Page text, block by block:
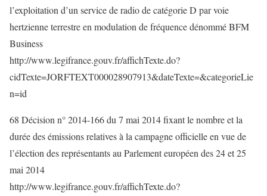
l’exploitation d’un service de radio de catégorie D par voie
hertzienne terrestre en modulation de fréquence dénommé BFM
Business
http://www.legifrance.gouv.fr/affichTexte.do?
cidTexte=JORFTEXT000028907913&dateTexte=&categorieLie
n=id
68 Décision n° 2014-166 du 7 mai 2014 fixant le nombre et la
durée des émissions relatives à la campagne officielle en vue de
l’élection des représentants au Parlement européen des 24 et 25
mai 2014
http://www.legifrance.gouv.fr/affichTexte.do?